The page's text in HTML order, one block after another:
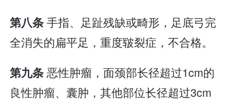
第八条手指、足趾残缺或畸形，足底弓完
全消失的扁平足，重度皲裂症，不合格。
第九条恶性肿瘤，面颈部长径超过1cm的
良性肿瘤、囊肿，其他部位长径超过3cm